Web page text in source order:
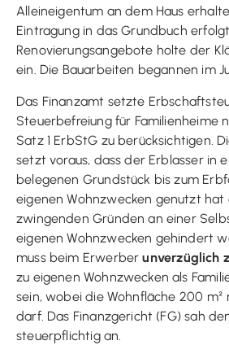
Alleineigentum an dem Haus
Eintragung in das Grundbuch
Renovierungsangebote holte der
ein. Die Bauarbeiten begannen im
Das Finanzamt setzte
Steuerbefreiung für Familienheime
Satz 1 ErbStG zu berücksichtigen.
setzt voraus, dass der Erblasser in
belegenen Grundstück bis zum
eigenen Wohnzwecken genutzt hat
zwingenden Gründen an einer
eigenen Wohnzwecken gehindert
muss beim Erwerberunverzüglich
zu eigenen Wohnzwecken als
sein, wobei die Wohnfläche 200
darf. Das Finanzgericht (FG) sah
steuerpflichtig an.